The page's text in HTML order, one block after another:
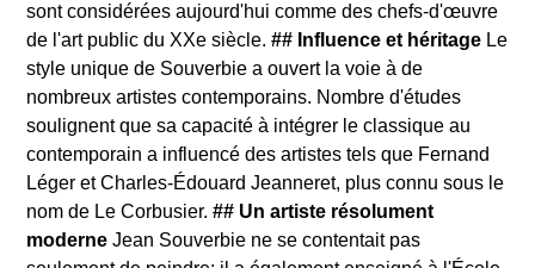
sont considérées aujourd'hui comme des chefs-d'œuvre
de l'art public du XXe siècle.## Influence et héritage Le
style unique de Souverbie a ouvert la voie à de
nombreux artistes contemporains. Nombre d'études
soulignent que sa capacité à intégrer le classique au
contemporain a influencé des artistes tels que Fernand
Léger et Charles-Édouard Jeanneret, plus connu sous le
nom de Le Corbusier.## Un artiste résolument
moderne Jean Souverbie ne se contentait pas